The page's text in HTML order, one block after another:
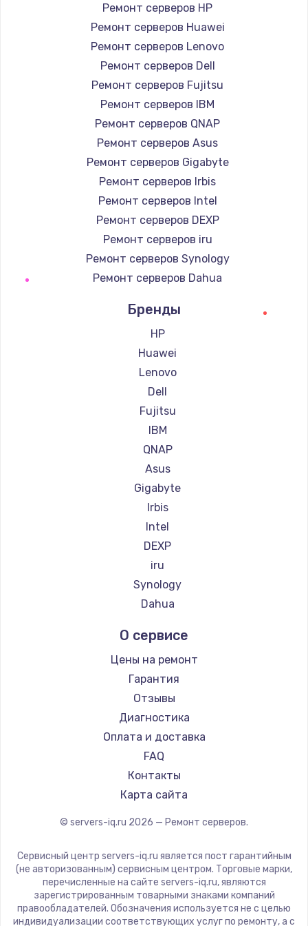
Ремонт серверов HP
Ремонт серверов Huawei
Ремонт серверов Lenovo
Ремонт серверов Dell
Ремонт серверов Fujitsu
Ремонт серверов IBM
Ремонт серверов QNAP
Ремонт серверов Asus
Ремонт серверов Gigabyte
Ремонт серверов Irbis
Ремонт серверов Intel
Ремонт серверов DEXP
Ремонт серверов iru
Ремонт серверов Synology
Ремонт серверов Dahua
Бренды
HP
Huawei
Lenovo
Dell
Fujitsu
IBM
QNAP
Asus
Gigabyte
Irbis
Intel
DEXP
iru
Synology
Dahua
О сервисе
Цены на ремонт
Гарантия
Отзывы
Диагностика
Оплата и доставка
FAQ
Контакты
Карта сайта
© servers-iq.ru 2026 — Ремонт серверов.
Сервисный центр servers-iq.ru является пост гарантийным
(не авторизованным) сервисным центром. Торговые марки,
перечисленные на сайте servers-iq.ru, являются
зарегистрированным товарными знаками компаний
правообладателей. Обозначения используется не с целью
индивидуализации соответствующих услуг по ремонту, а с